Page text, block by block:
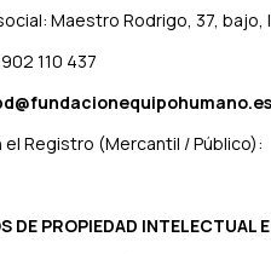
Maestro Rodrigo, 37, bajo,
110 437
el Registro (Mercantil / Público):
DE PROPIEDAD INTELECTUAL